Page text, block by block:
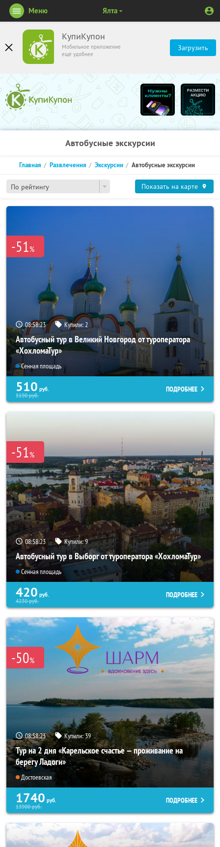
КупиКупон
Мобильное приложение
ещё удобнее
Загрузить
Меню Ялта
Автобусные экскурсии
По рейтингу
Главная Развлечения Экскурсии Автобусные экскурсии
Показать на карте
-51%
08:58:21 Купили: 2
Автобусный тур в Великий Новгород от туроператора
«ХохломаТур»
Сенная площадь
510 руб.
5190руб.
ПОДРОБНЕЕ
-51%
08:58:21 Купили:9
Автобусный тур в Выборг от туроператора «ХохломаТур»
Сенная площадь
420 руб.
4230руб.
ПОДРОБНЕЕ
-50%
08:58:21 Купили:41
Тур на 2 дня «Карельское счастье — проживание на
берегу Ладоги»
Достоевская
1740 руб.
13900руб.
ПОДРОБНЕЕ